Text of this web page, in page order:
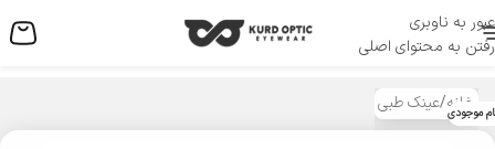
عبور به ناوبری
رفتن به محتوای اصلی
منو
خانه/عینک طبی موجودی